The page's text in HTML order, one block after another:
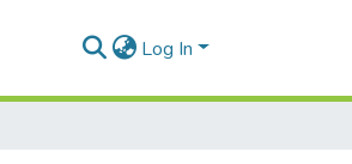
Log In